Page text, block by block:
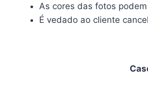
As cores das fotos
É vedado ao cliente